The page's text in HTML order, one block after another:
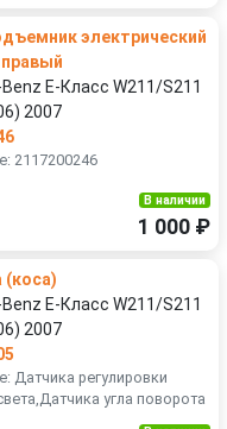
электрический
E-Класс W211/S211
2007
2117200246
В наличии
1 000 ₽
(коса)
E-Класс W211/S211
2007
Датчика регулировки
угла поворота